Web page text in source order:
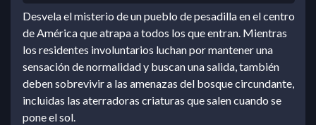
Desvela el misterio de un pueblo de pesadilla en el centro
de América que atrapa a todos los que entran. Mientras
los residentes involuntarios luchan por mantener una
sensación de normalidad y buscan una salida, también
deben sobrevivir a las amenazas del bosque circundante,
incluidas las aterradoras criaturas que salen cuando se
pone el sol.